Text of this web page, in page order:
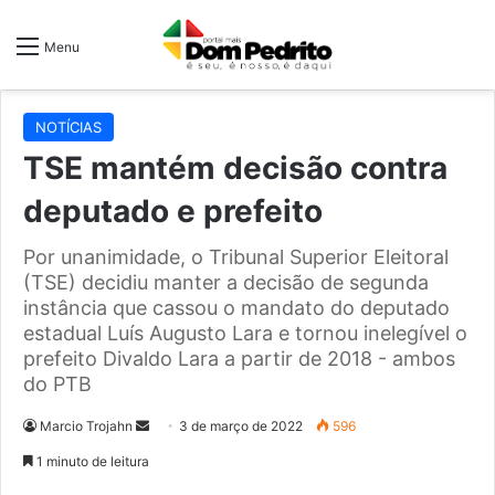
Menu
NOTÍCIAS
TSE mantém decisão contra
deputado e prefeito
Por unanimidade, o Tribunal Superior Eleitoral
(TSE) decidiu manter a decisão de segunda
instância que cassou o mandato do deputado
estadual Luís Augusto Lara e tornou inelegível o
prefeito Divaldo Lara a partir de 2018 - ambos
do PTB
Marcio Trojahn
Mande3 de março de 2022 596
1 minuto de leitura